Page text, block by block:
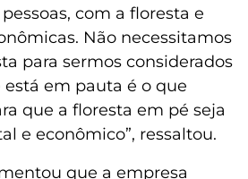
com a floresta e
Não necessitamos
para sermos considerados
em pauta é o que
que a floresta em pé seja
e econômico”, ressaltou.
que a empresa